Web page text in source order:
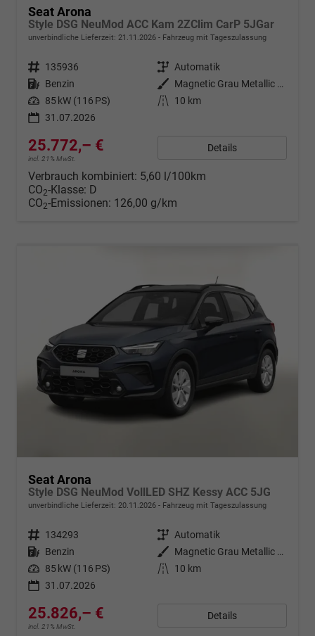
Seat Arona
Style DSG NeuMod ACC Kam 2ZClim CarP 5JGar
unverbindliche Lieferzeit: 21.11.2026 Fahrzeug mit Tageszulassung
Fahrzeugnr. 135936 Getriebe Automatik
Kraftstoff Benzin Außenfarbe
Magnetic Grau Metallic / Dachfar
Leistung 85 kW (116 PS) Kilometerstand
10 km
31.07.2026
25.772,– €
incl. 21% MwSt.
Details
Verbrauch kombiniert: 5,60 l/100km
CO2-Klasse: D
CO2-Emissionen: 126,00 g/km
Seat Arona
Style DSG NeuMod VollLED SHZ Kessy ACC 5JG
unverbindliche Lieferzeit: 20.11.2026 Fahrzeug mit Tageszulassung
Fahrzeugnr. 134293 Getriebe Automatik
Kraftstoff Benzin Außenfarbe
Magnetic Grau Metallic / Dachfar
Leistung 85 kW (116 PS) Kilometerstand
10 km
31.07.2026
25.826,– €
incl. 21% MwSt.
Details